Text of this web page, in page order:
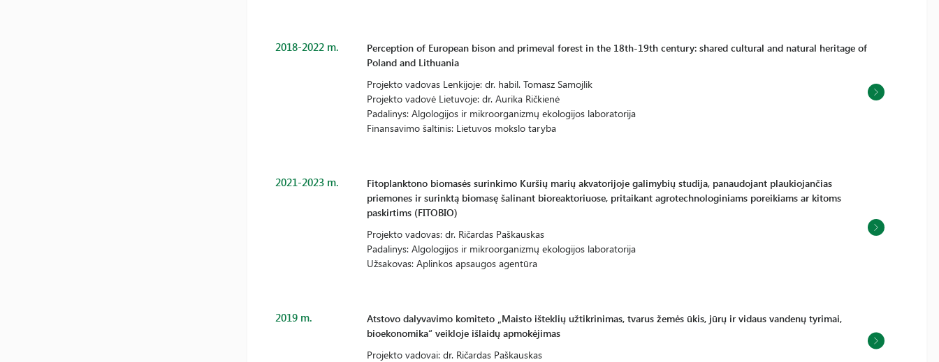
2018-2022 m.
Perception of European bison and primeval forest in the 18th-19th century: shared cultural and natural heritage of
Poland and Lithuania
Projekto vadovas Lenkijoje: dr. habil. Tomasz Samojlik
Projekto vadovė Lietuvoje: dr. Aurika Ričkienė
Padalinys: Algologijos ir mikroorganizmų ekologijos laboratorija
Finansavimo šaltinis: Lietuvos mokslo taryba
2021-2023 m.
Fitoplanktono biomasės surinkimo Kuršių marių akvatorijoje galimybių studija, panaudojant plaukiojančias
priemones ir surinktą biomasę šalinant bioreaktoriuose, pritaikant agrotechnologiniams poreikiams ar kitoms
paskirtims (FITOBIO)
Projekto vadovas: dr. Ričardas Paškauskas
Padalinys: Algologijos ir mikroorganizmų ekologijos laboratorija
Užsakovas: Aplinkos apsaugos agentūra
2019 m.
Atstovo dalyvavimo komiteto „Maisto išteklių užtikrinimas, tvarus žemės ūkis, jūrų ir vidaus vandenų tyrimai,
bioekonomika“ veikloje išlaidų apmokėjimas
Projekto vadovai: dr. Ričardas Paškauskas